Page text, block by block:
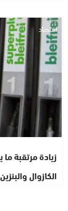
اقتصاد
الكازوال